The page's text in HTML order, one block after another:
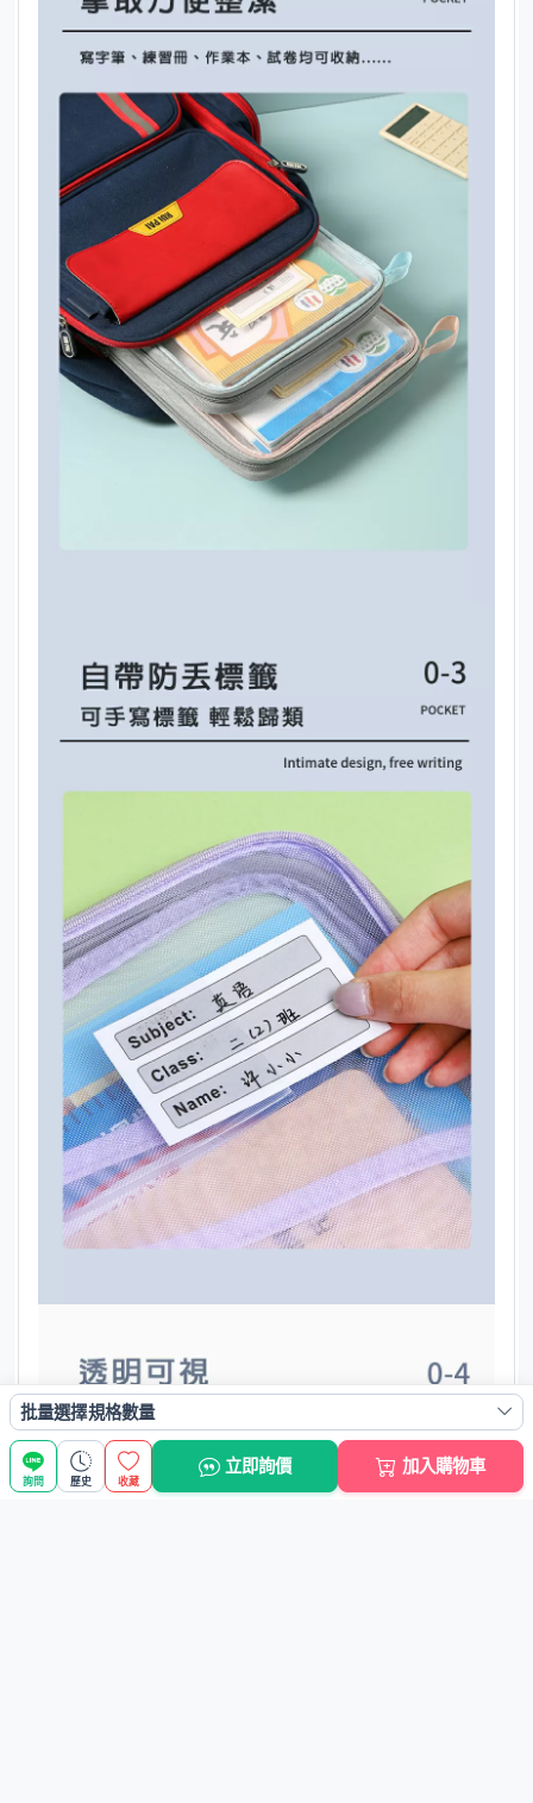
批量選擇規格數量
詢問 歷史 收藏
立即詢價 加入購物車